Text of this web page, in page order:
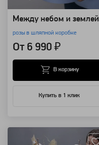
Между небом и землей
розы в шляпной коробке
От 6 990 ₽
Купить в 1 клик
В корзину